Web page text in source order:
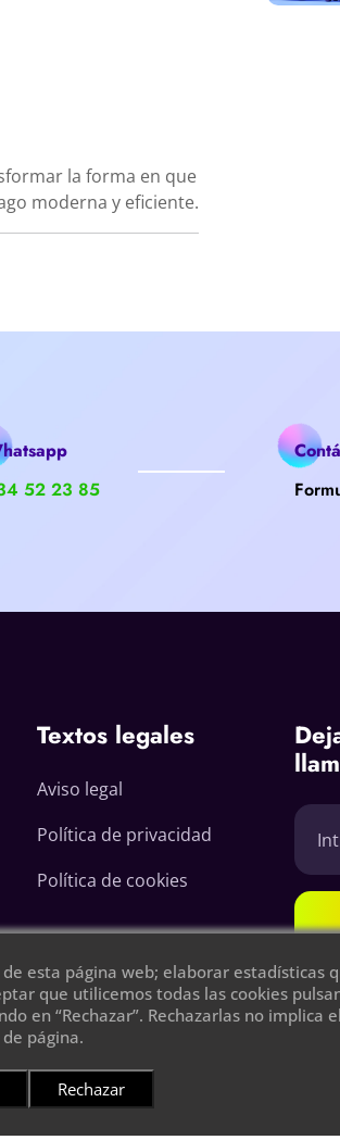
la forma en que
moderna y eficiente.
52 23 85
Textos legales
Aviso legal
Política de privacidad
Política de cookies
esta página web; elaborar estadísticas
que utilicemos todas las cookies
en “Rechazar”. Rechazarlas no
página.
Rechazar